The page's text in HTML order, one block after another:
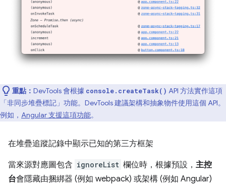
重點： DevTools 會根據 console.createTask() API 方法實作這項
「非同步堆疊標記」功能。DevTools 建議架構和抽象物件使用這個 API。
例如， Angular 支援這項功能。
在堆疊追蹤記錄中顯示已知的第三方框架
當來源對應圖包含 ignoreList 欄位時，根據預設， 主控
台會隱藏由捆綁器 (例如 webpack) 或架構 (例如 Angular)